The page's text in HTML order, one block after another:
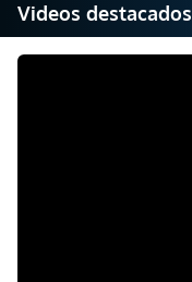
Videos destacados